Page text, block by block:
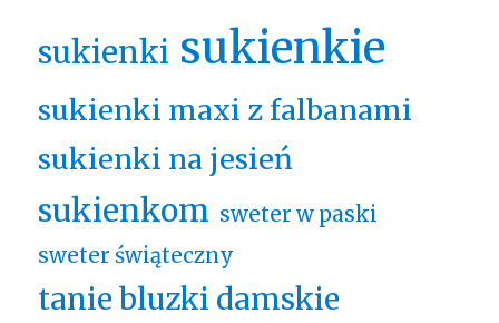
sukienki sukienkie
sukienki maxi z falbanami
sukienki na jesień
sukienkom sweter w paski
sweter świąteczny
tanie bluzki damskie